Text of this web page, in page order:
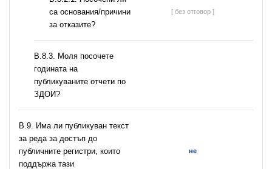
са основания/причини
за отказите?
[ без отговор ]
В.8.3. Моля посочете
годината на
публикуваните отчети по
ЗДОИ?
В.9. Има ли публикуван текст
за реда за достъп до
публичните регистри, които
поддържа тази
не